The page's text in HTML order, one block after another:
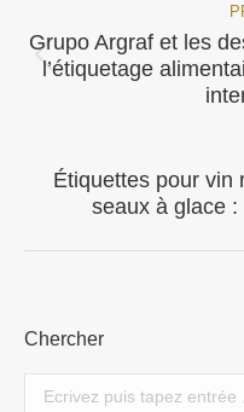
Post
navigation
Grupo Argraf et les
l’étiquetage
Étiquettes pour vin
seaux à glace
Chercher